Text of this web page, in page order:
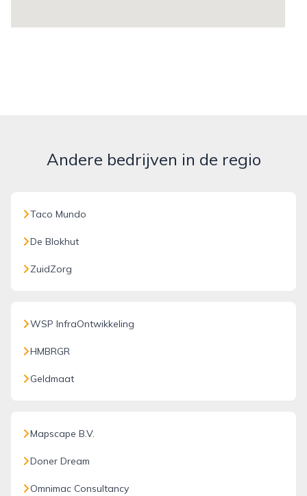
Andere bedrijven in de regio
Taco Mundo
De Blokhut
ZuidZorg
WSP InfraOntwikkeling
HMBRGR
Geldmaat
Mapscape B.V.
Doner Dream
Omnimac Consultancy